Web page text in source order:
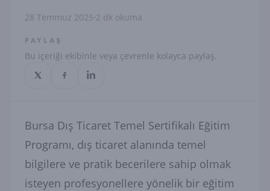
28 Temmuz 2025 2 dk okuma
PAYLAŞ
Bu içeriği ekibinle veya çevrenle kolayca paylaş.
Bursa Dış Ticaret Temel Sertifikalı Eğitim
Programı, dış ticaret alanında temel
bilgilere ve pratik becerilere sahip olmak
isteyen profesyonellere yönelik bir eğitim